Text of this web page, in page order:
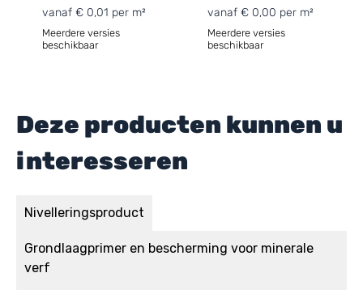
vanaf € 0,01 per m²
Meerdere versies
beschikbaar
vanaf € 0,00 per m²
Meerdere versies
beschikbaar
Deze producten kunnen u
interesseren
Nivelleringsproduct
Grondlaagprimer en bescherming voor minerale
verf